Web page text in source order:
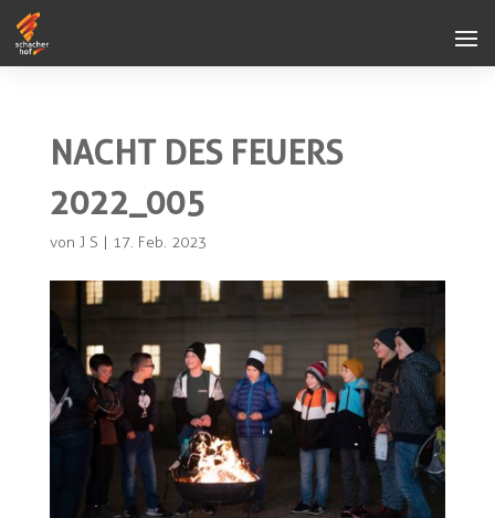
NACHT DES FEUERS
2022_005
von J S | 17. Feb. 2023